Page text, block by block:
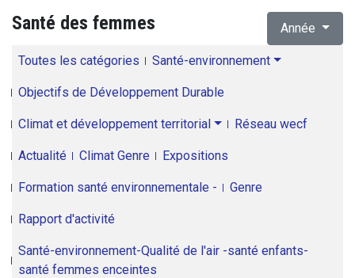
Santé des femmes Année
Toutes les catégories Santé-environnement
Objectifs de Développement Durable
Climat et développement territorial Réseau wecf
Actualité Climat Genre Expositions
Formation santé environnementale - Genre
Rapport d'activité
Santé-environnement-Qualité de l'air -santé enfants-
santé femmes enceintes